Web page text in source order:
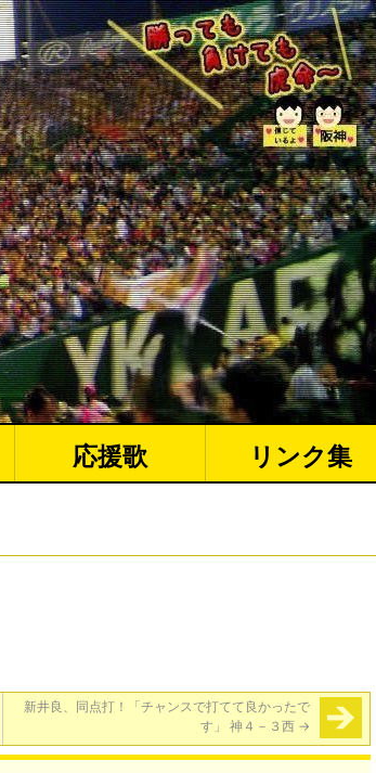
応援歌 リンク集
新井良、同点打！「チャンスで打てて良かったで
す」 神４－３西 →